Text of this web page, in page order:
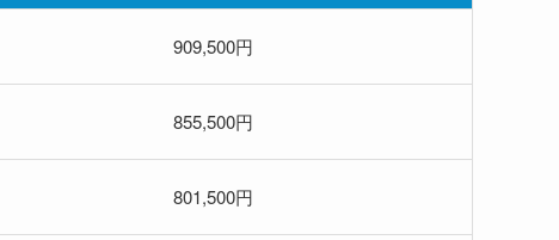
909,500円
855,500円
801,500円